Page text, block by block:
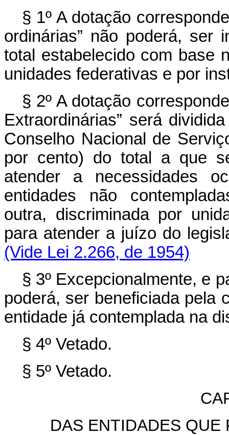
§ 1º A dotação
ordinárias” não poderá,
total estabelecido com base
unidades federativas e por
§ 2º A dotação
Extraordinárias” será
Conselho Nacional de
por cento) do total a que
atender a necessidades
entidades não
outra, discriminada por
para atender a juízo do
(Vide Lei 2.266, de 1954)
§ 3º Excepcionalmente, e
poderá, ser beneficiada pela
entidade já contemplada na
§ 4º Vetado.
§ 5º Vetado.
DAS ENTIDADES QUE